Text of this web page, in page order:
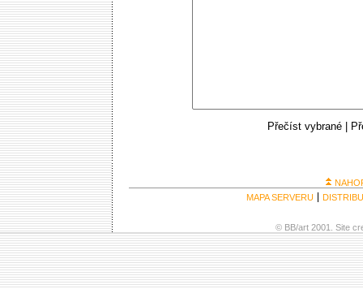
Přečíst vybrané|
MAPA SERVERU
© BB/art 2001. Site